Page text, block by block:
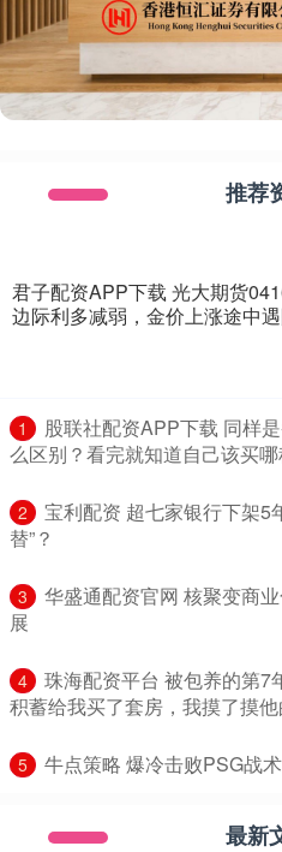
推荐
君子配资APP下载 光大期货
边际利多减弱，金价上涨途中
1
股联社配资APP下载 同样
么区别？看完就知道自己该买
2
宝利配资 超七家银行下架5
替”？
3
华盛通配资官网 核聚变商
展
4
珠海配资平台 被包养的第7
积蓄给我买了套房，我摸了摸
5 牛点策略 爆冷击败PSG战
最新